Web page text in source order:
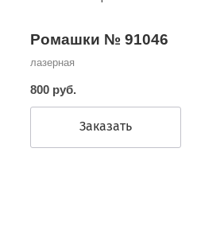
Ромашки № 91046
лазерная
800 руб.
Заказать